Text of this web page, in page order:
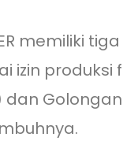
memiliki
izin
dan